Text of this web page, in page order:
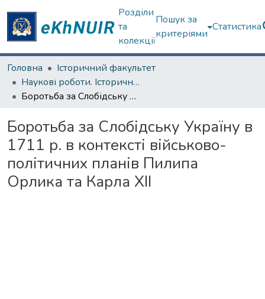
Розділи
та
колекції
Пошук за
критеріями
Статистика
Головна
Історичний факультет
Наукові роботи. Історичний факультет
Боротьба за Слобідську Україну в 1711 р. в контексті військово-політичних планів Пилипа Орлика та Карла XII
Боротьба за Слобідську Україну в
1711 р. в контексті військово-
політичних планів Пилипа
Орлика та Карла XII